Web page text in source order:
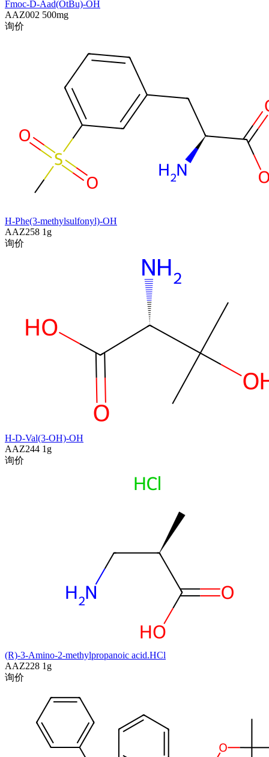
Fmoc-D-Aad(OtBu)-OH
AAZ002 500mg
询价
H-Phe(3-methylsulfonyl)-OH
AAZ258 1g
询价
H-D-Val(3-OH)-OH
AAZ244 1g
询价
(R)-3-Amino-2-methylpropanoic acid.HCl
AAZ228 1g
询价